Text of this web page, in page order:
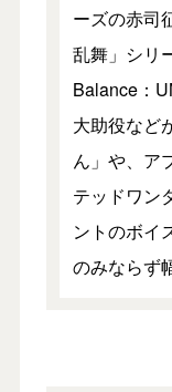
ーズの赤司
乱舞」シリ
Balance：
大助役など
ん」や、ア
テッドワン
ントのボイ
のみならず